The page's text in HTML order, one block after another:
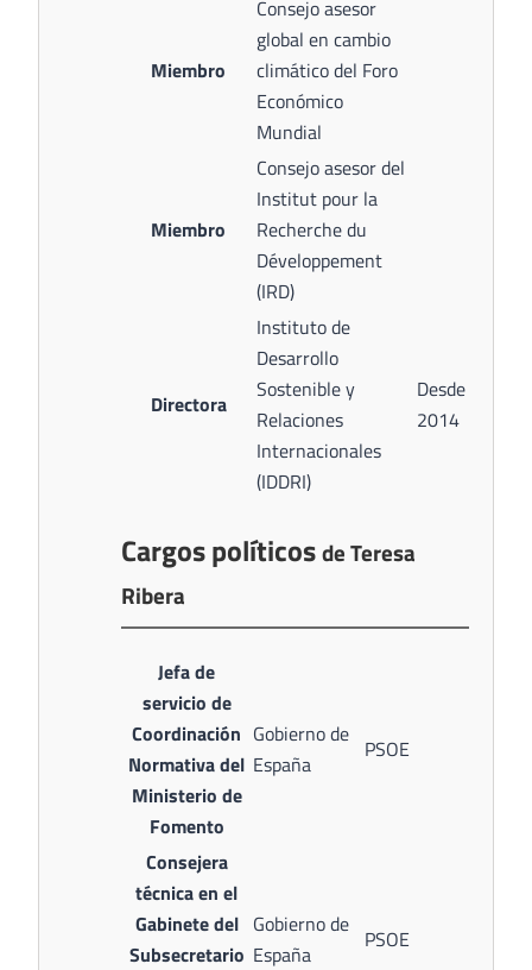
Miembro
Consejo asesor
global en cambio
climático del Foro
Económico
Mundial
Miembro
Consejo asesor del
Institut pour la
Recherche du
Développement
(IRD)
Directora
Instituto de
Desarrollo
Sostenible y
Relaciones
Internacionales
(IDDRI)
Desde
2014
Cargos políticosde Teresa
Ribera
Jefa de
servicio de
Coordinación
Normativa del
Ministerio de
Fomento
Gobierno de
España
PSOE
Consejera
técnica en el
Gabinete del
Subsecretario
Gobierno de
España
PSOE